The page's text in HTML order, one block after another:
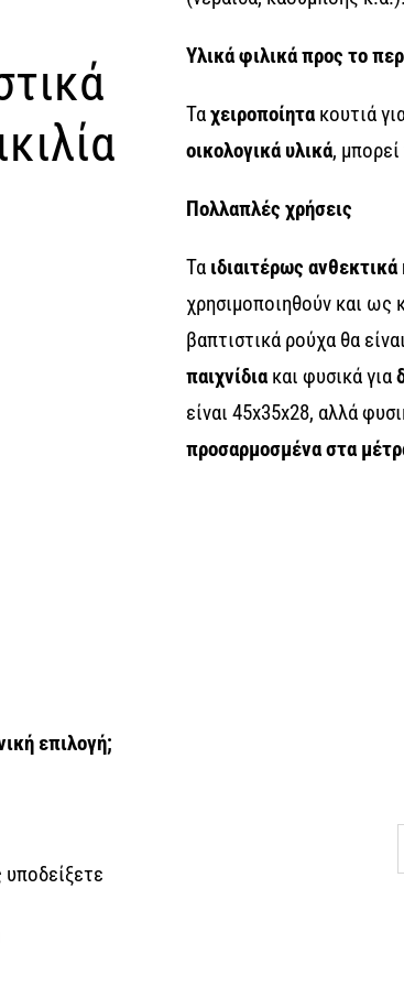
Υλικά φιλικά προς το
Ταχειροποίητα κουτιά
οικολογικά υλικά, μπορεί
Πολλαπλές χρήσεις
Τα ιδιαιτέρως ανθεκτικά
χρησιμοποιηθούν και ως
βαπτιστικά ρούχα θα
παιχνίδια και φυσικά για
είναι 45x35x28, αλλά
προσαρμοσμένα στα
επιλογή;